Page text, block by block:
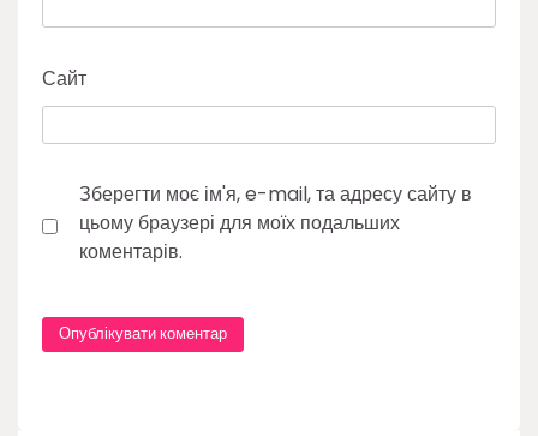
Сайт
Зберегти моє ім'я, e-mail, та адресу сайту в
цьому браузері для моїх подальших
коментарів.